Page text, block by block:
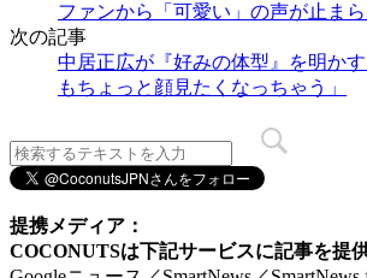
ファンから「可愛い」の声が止まら
次の記事
中居正広が『好みの体型』を明か
もちょっと顔見たくなっちゃう」
提携メディア：
COCONUTSは下記サービスに記事を提